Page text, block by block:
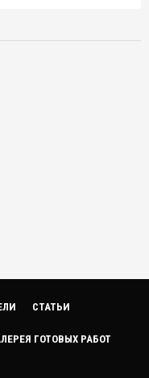
СТАТЬИ
ГОТОВЫХ РАБОТ